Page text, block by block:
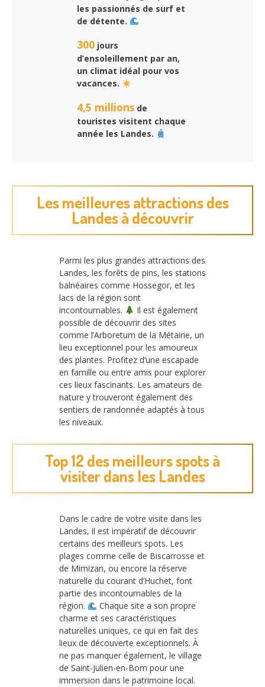
les passionnés de surf et
de détente.
300 jours
d’ensoleillement par an,
un climat idéal pour vos
vacances.
4,5 millions de
touristes visitent chaque
année les Landes.
Les meilleures attractions des
Landes à découvrir
Parmi les plus grandes attractions des
Landes, les forêts de pins, les stations
balnéaires comme Hossegor, et les
lacs de la région sont
incontournables.
Il est également
possible de découvrir des sites
comme l’Arboretum de la Métairie, un
lieu exceptionnel pour les amoureux
des plantes. Profitez d’une escapade
en famille ou entre amis pour explorer
ces lieux fascinants. Les amateurs de
nature y trouveront également des
sentiers de randonnée adaptés à tous
les niveaux.
Top 12 des meilleurs spots à
visiter dans les Landes
Dans le cadre de votre visite dans les
Landes, il est impératif de découvrir
certains des meilleurs spots. Les
plages comme celle de Biscarrosse et
de Mimizan, ou encore la réserve
naturelle du courant d’Huchet, font
partie des incontournables de la
région.
Chaque site a son propre
charme et ses caractéristiques
naturelles uniques, ce qui en fait des
lieux de découverte exceptionnels. À
ne pas manquer également, le village
de Saint-Julien-en-Born pour une
immersion dans le patrimoine local.